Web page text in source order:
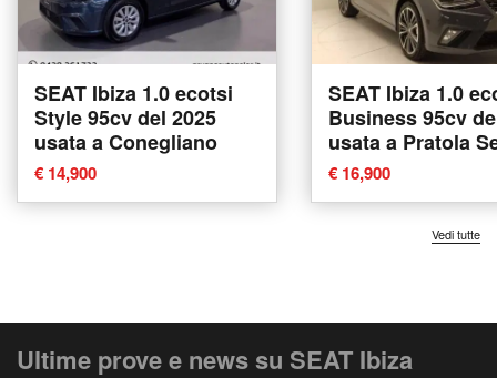
SEAT Ibiza 1.0 ecotsi
Style 95cv del 2025
usata a Conegliano
€ 14,900
SEAT Ibiza 1.0
Business 95cv
usata a Pratola
€ 16,900
Vedi tutte
Ultime prove e news su SEAT Ibiza